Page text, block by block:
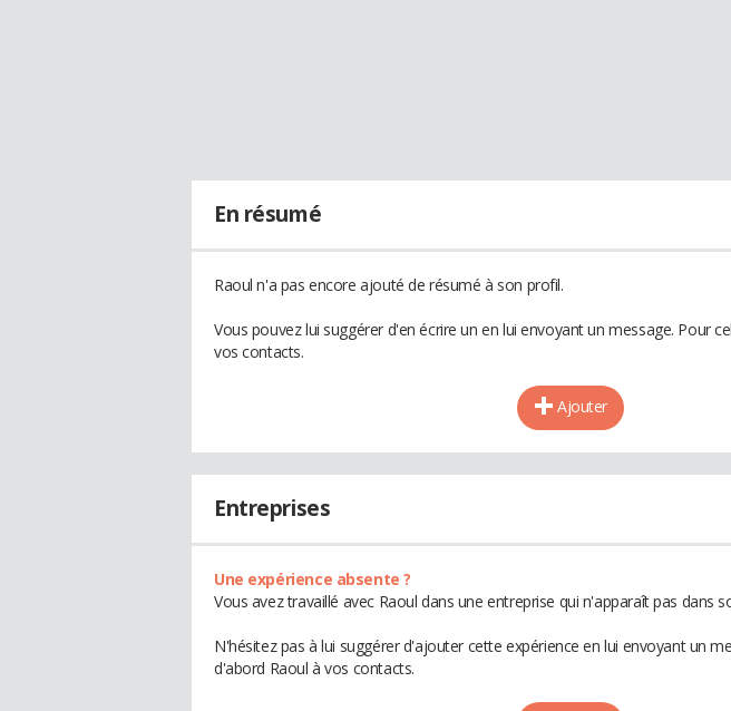
En résumé
Raoul n'a pas encore ajouté de résumé à son profil.
Vous pouvez lui suggérer d'en écrire un en lui envoyant un message. Pour
vos contacts.
Ajouter
Entreprises
Une expérience absente ?
Vous avez travaillé avec Raoul dans une entreprise qui n'apparaît pas dans
N'hésitez pas à lui suggérer d'ajouter cette expérience en lui envoyant un
d'abord Raoul à vos contacts.